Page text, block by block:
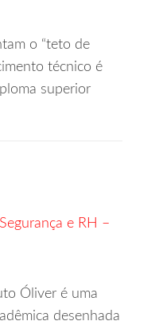
o “teto de
técnico é
superior
e RH –
Óliver é uma
desenhada